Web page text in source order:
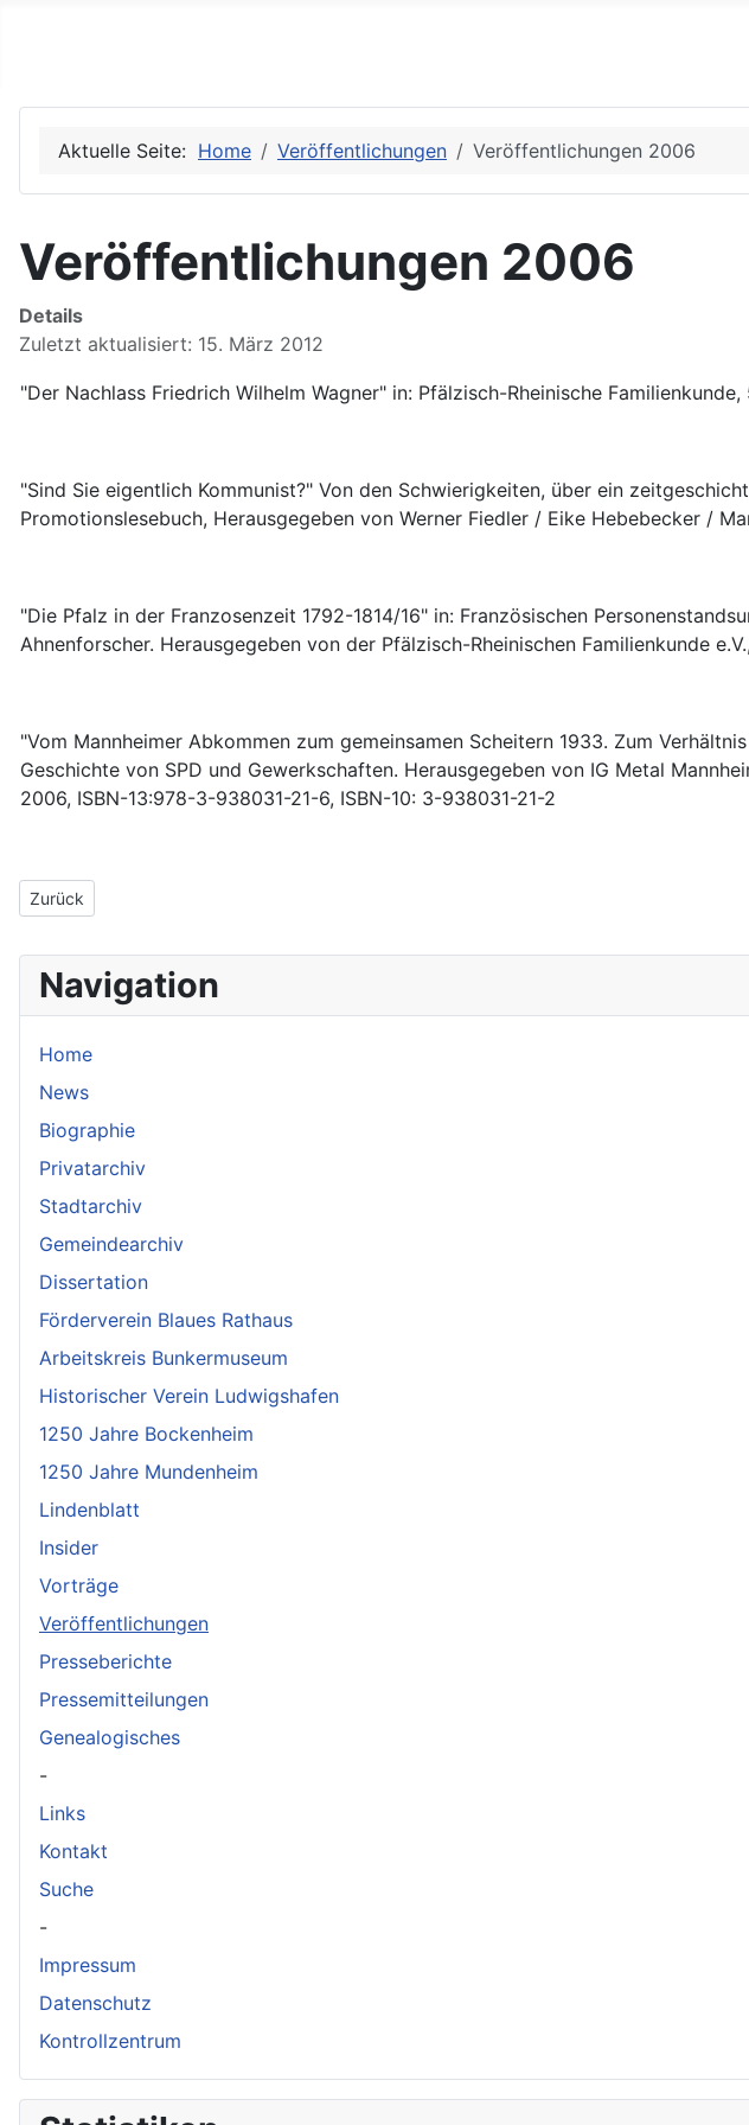
Navigation
Home
News
Biographie
Privatarchiv
Stadtarchiv
Gemeindearchiv
Dissertation
Förderverein Blaues Rathaus
Arbeitskreis Bunkermuseum
Historischer Verein Ludwigshafen
1250 Jahre Bockenheim
1250 Jahre Mundenheim
Lindenblatt
Insider
Vorträge
Veröffentlichungen
Presseberichte
Pressemitteilungen
Genealogisches
-
Links
Kontakt
Suche
-
Impressum
Datenschutz
Kontrollzentrum
Aktuelle Seite: Home Veröffentlichungen Veröffentlichungen 2006
Veröffentlichungen 2006
Details
Zuletzt aktualisiert: 15. März 2012
"Der Nachlass Friedrich Wilhelm Wagner" in: Pfälzisch-Rheinische
"Sind Sie eigentlich Kommunist?" Von den Schwierigkeiten, über ein
Promotionslesebuch, Herausgegeben von Werner Fiedler / Eike Hebebecker /
"Die Pfalz in der Franzosenzeit 1792-1814/16" in: Französischen
Ahnenforscher. Herausgegeben von der Pfälzisch-Rheinischen Familienkunde
"Vom Mannheimer Abkommen zum gemeinsamen Scheitern 1933. Zum
Geschichte von SPD und Gewerkschaften. Herausgegeben von IG Metal
2006, ISBN-13:978-3-938031-21-6, ISBN-10: 3-938031-21-2
Vorheriger Beitrag: Veröffentlichungen 2007
Zurück